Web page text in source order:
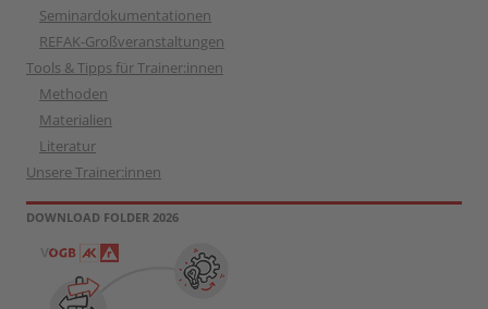
Seminardokumentationen
REFAK-Großveranstaltungen
Tools & Tipps für Trainer:innen
Methoden
Materialien
Literatur
Unsere Trainer:innen
DOWNLOAD FOLDER 2026